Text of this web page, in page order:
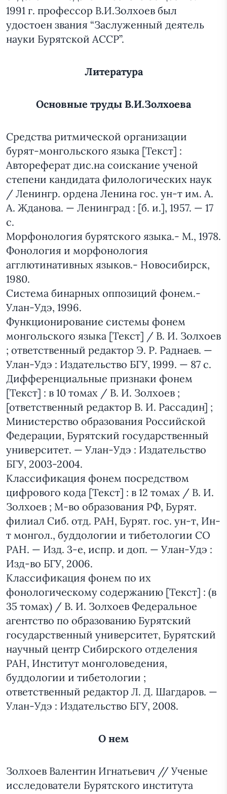
1991 г. профессор В.И.Золхоев был
удостоен звания “Заслуженный деятель
науки Бурятской АССР”.
Литература
Основные труды В.И.Золхоева
Средства ритмической организации
бурят-монгольского языка [Текст] :
Автореферат дис.на соискание ученой
степени кандидата филологических наук
/ Ленингр. ордена Ленина гос. ун-т им. А.
А. Жданова. — Ленинград : [б. и.], 1957. — 17
с.
Морфонология бурятского языка.- М., 1978.
Фонология и морфонология
агглютинативных языков.- Новосибирск,
1980.
Система бинарных оппозиций фонем.-
Улан-Удэ, 1996.
Функционирование системы фонем
монгольского языка [Текст] / В. И. Золхоев
; ответственный редактор Э. Р. Раднаев. —
Улан-Удэ : Издательство БГУ, 1999. — 87 с.
Дифференциальные признаки фонем
[Текст] : в 10 томах / В. И. Золхоев ;
[ответственный редактор В. И. Рассадин] ;
Министерство образования Российской
Федерации, Бурятский государственный
университет. — Улан-Удэ : Издательство
БГУ, 2003-2004.
Классификация фонем посредством
цифрового кода [Текст] : в 12 томах / В. И.
Золхоев ; М-во образования РФ, Бурят.
филиал Сиб. отд. РАН, Бурят. гос. ун-т, Ин-
т монгол., буддологии и тибетологии СО
РАН. — Изд. 3-е, испр. и доп. — Улан-Удэ :
Изд-во БГУ, 2006.
Классификация фонем по их
фонологическому содержанию [Текст] : (в
35 томах) / В. И. Золхоев Федеральное
агентство по образованию Бурятский
государственный университет, Бурятский
научный центр Сибирского отделения
РАН, Институт монголоведения,
буддологии и тибетологии ;
ответственный редактор Л. Д. Шагдаров. —
Улан-Удэ : Издательство БГУ, 2008.
О нем
Золхоев Валентин Игнатьевич // Ученые
исследователи Бурятского института